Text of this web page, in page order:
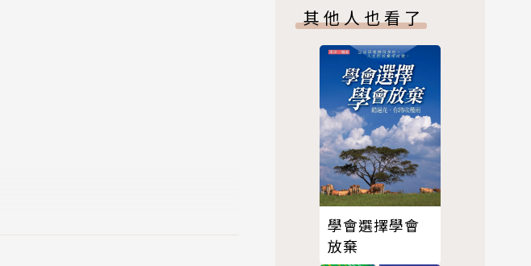
看法：
致大腦的邊緣系統失常，也就是憂鬱
像骨折需要時間才能癒合。而透過放
就該負的責任，才能在病癒後走向更
其他人也看了
學會選擇學會
放棄